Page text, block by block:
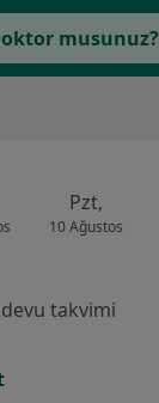
musunuz?
Pzt,
10 Ağustos
takvimi